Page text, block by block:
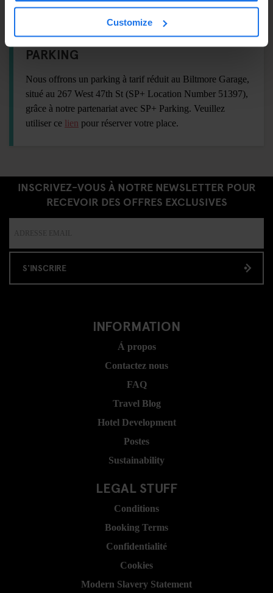
Customize
PARKING
Nous offrons un parking à tarif réduit au Biltmore Garage,
situé au 267 West 47th St (SP+ Location Number 51397),
grâce à notre partenariat avec SP+ Parking. Veuillez
utiliser ce lien pour réserver votre place.
INSCRIVEZ-VOUS À NOTRE NEWSLETTER POUR
RECEVOIR DES OFFRES EXCLUSIVES
S'INSCRIRE
INFORMATION
Á propos
Contactez nous
FAQ
Travel Blog
Hotel Development
Postes
Sustainability
LEGAL STUFF
Conditions
Booking Terms
Confidentialité
Cookies
Modern Slavery Statement